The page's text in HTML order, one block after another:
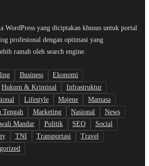
WordPress yang diciptakan khusus untuk portal
profesional dengan optimasi yang
ramah oleh search engine.
Business
Ekonomi
Hukum & Kriminal
Infrastruktur
Lifestyle Majene
Mamasa
Tengah Marketing Nasional
News
Mandar Politik SEO
Social
TNI Transportasi
Travel